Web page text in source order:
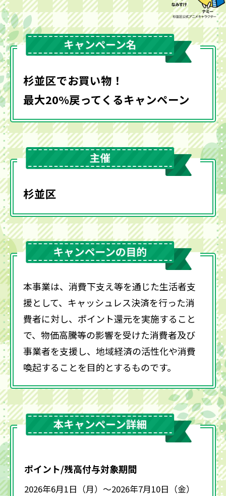
杉並区でお買い物！
最大20%戻ってくるキャンペーン
杉並区
本事業は、消費下支え等を通じた生活者支
援として、キャッシュレス決済を行った消
費者に対し、ポイント還元を実施すること
で、物価高騰等の影響を受けた消費者及び
事業者を支援し、地域経済の活性化や消費
喚起することを目的とするものです。
ポイント/残高付与対象期間
2026年6月1日（月）～2026年7月10日（金）